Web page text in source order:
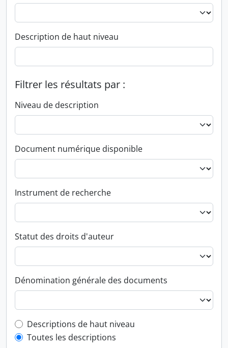
Description de haut niveau
Filtrer les résultats par :
Niveau de description
Document numérique disponible
Instrument de recherche
Statut des droits d'auteur
Dénomination générale des documents
Top-level description filter
Descriptions de haut niveau
Toutes les descriptions